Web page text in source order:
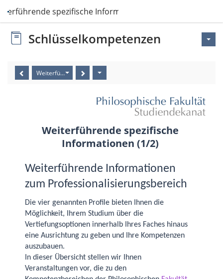
spezifische Informationen
Schlüsselkompetenzen
Weiterführende spezifische Informationen (1/2)
Weiterführende spezifische
Informationen (1/2)
Weiterführende Informationen
zum Professionalisierungs­bereich
Die vier genannten Profile bieten Ihnen die
Möglichkeit, Ihrem Studium über die
Vertiefungsoptionen innerhalb Ihres Faches hinaus
eine Ausrichtung zu geben und Ihre Kompetenzen
auszubauen.
In dieser Übersicht stellen wir Ihnen
Veranstaltungen vor, die zu den